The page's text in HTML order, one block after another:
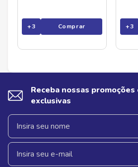
+3 Comprar +3
Receba nossas promoções
exclusivas